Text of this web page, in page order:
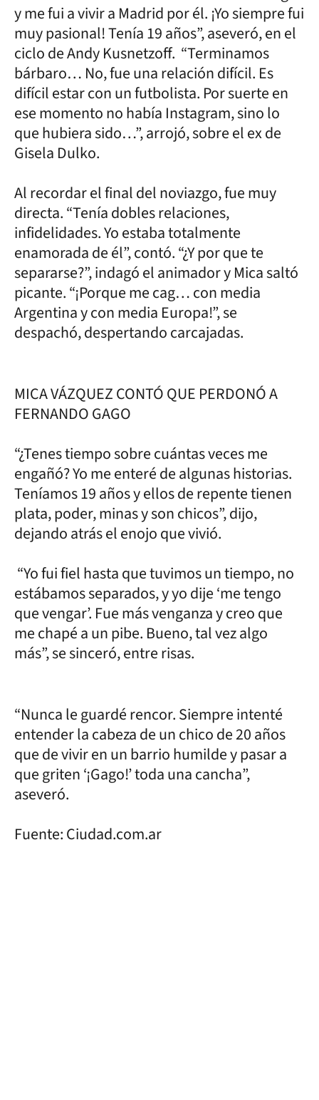
y me fui a vivir a Madrid por él. ¡Yo siempre fui
muy pasional! Tenía 19 años”, aseveró, en el
ciclo de Andy Kusnetzoff. “Terminamos
bárbaro… No, fue una relación difícil. Es
difícil estar con un futbolista. Por suerte en
ese momento no había Instagram, sino lo
que hubiera sido…”, arrojó, sobre el ex de
Gisela Dulko.
Al recordar el final del noviazgo, fue muy
directa. “Tenía dobles relaciones,
infidelidades. Yo estaba totalmente
enamorada de él”, contó. “¿Y por que te
separarse?”, indagó el animador y Mica saltó
picante. “¡Porque me cag… con media
Argentina y con media Europa!”, se
despachó, despertando carcajadas.
MICA VÁZQUEZ CONTÓ QUE PERDONÓ A
FERNANDO GAGO
“¿Tenes tiempo sobre cuántas veces me
engañó? Yo me enteré de algunas historias.
Teníamos 19 años y ellos de repente tienen
plata, poder, minas y son chicos”, dijo,
dejando atrás el enojo que vivió.
“Yo fui fiel hasta que tuvimos un tiempo, no
estábamos separados, y yo dije ‘me tengo
que vengar’. Fue más venganza y creo que
me chapé a un pibe. Bueno, tal vez algo
más”, se sinceró, entre risas.
“Nunca le guardé rencor. Siempre intenté
entender la cabeza de un chico de 20 años
que de vivir en un barrio humilde y pasar a
que griten ‘¡Gago!’ toda una cancha”,
aseveró.
Fuente: Ciudad.com.ar